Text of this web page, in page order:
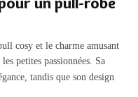
cosy et le charme amusant
petites passionnées. Sa
tandis que son design